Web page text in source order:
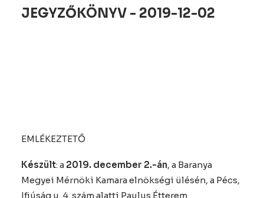
JEGYZŐKÖNYV - 2019-12-02
EMLÉKEZTETŐ
Készült: a 2019. december 2.-án, a Baranya
Megyei Mérnöki Kamara elnökségi ülésén, a Pécs,
Ifjúság u. 4. szám alatti Paulus Étterem